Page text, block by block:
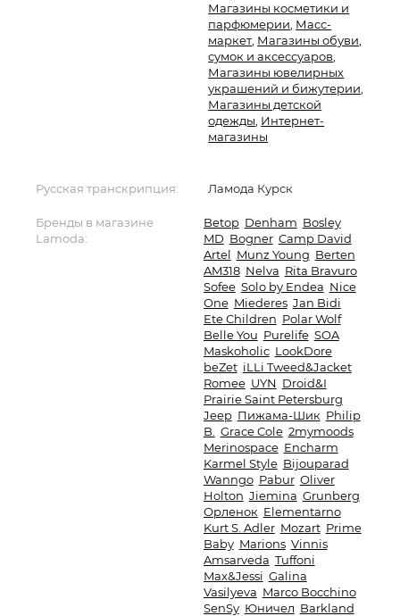
Магазины косметики и
парфюмерии Масс-
маркет, Магазины обуви,
сумок и аксессуаров
Магазины ювелирных
украшений и бижутерии
Магазины детской
одежды Интернет-
магазины
Русская транскрипция: Ламода Курск
Бренды в магазине
Lamoda:
Betop Denham Bosley
MD Bogner Camp David
Artel Munz Young Berten
AM318 Nelva Rita Bravuro
Sofee Solo by Endea Nice
One Miederes Jan Bidi
Ete Children Polar Wolf
Belle You Purelife SOA
Maskoholic LookDore
beZet iLLi Tweed&Jacket
Romee UYN Droid&I
Prairie Saint Petersburg
Jeep Пижама-Шик Philip
B.
Grace Cole 2mymoods
Merinospace Encharm
Karmel Style Bijouparad
Wanngo Pabur Oliver
Holton Jiemina Grunberg
Орленок Elementarno
Kurt S. Adler Mozart Prime
Baby Marions Vinnis
Amsarveda Tuffoni
Max&Jessi Galina
Vasilyeva Marco Bocchino
SenSy Юничел Barkland